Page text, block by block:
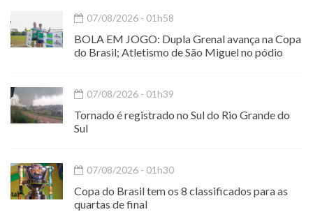
07/08/2026 - 01h58
BOLA EM JOGO: Dupla Grenal avança na Copa
do Brasil; Atletismo de São Miguel no pódio
07/08/2026 - 01h39
Tornado é registrado no Sul do Rio Grande do
Sul
07/08/2026 - 01h30
Copa do Brasil tem os 8 classificados para as
quartas de final